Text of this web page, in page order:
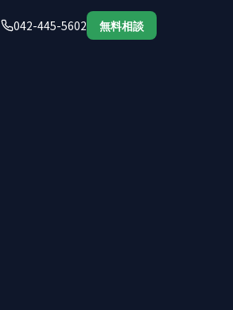
042-445-5602 無料相談